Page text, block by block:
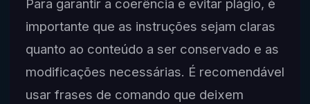
Para garantir a coerência e evitar plágio, é
importante que as instruções sejam claras
quanto ao conteúdo a ser conservado e as
modificações necessárias. É recomendável
usar frases de comando que deixem